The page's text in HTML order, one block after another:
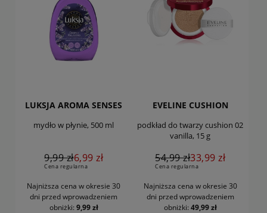
LUKSJA AROMA SENSES
mydło w płynie, 500 ml
9,99 zł
Cena regularna
6,99 zł
Najniższa cena w okresie 30
dni przed wprowadzeniem
obniżki: 9,99 zł
EVELINE CUSHION
podkład do twarzy cushion 02
vanilla, 15 g
54,99 zł
Cena regularna
33,99 zł
Najniższa cena w okresie 30
dni przed wprowadzeniem
obniżki: 49,99 zł